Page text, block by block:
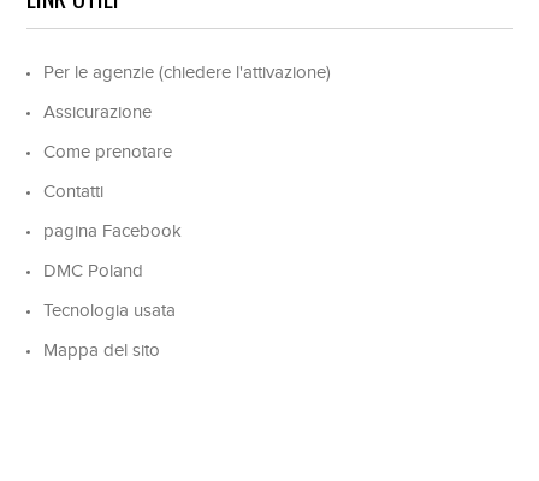
Per le agenzie (chiedere l'attivazione)
Assicurazione
Come prenotare
Contatti
pagina Facebook
DMC Poland
Tecnologia usata
Mappa del sito